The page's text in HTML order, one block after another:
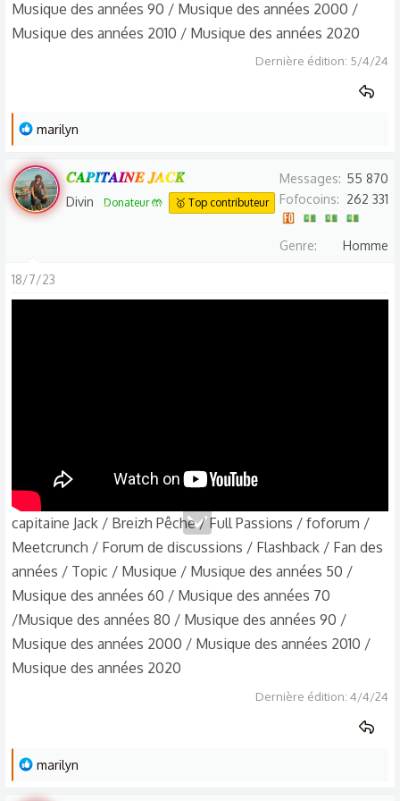
Musique des années 90 / Musique des années 2000 /
Musique des années 2010 / Musique des années 2020
Dernière édition: 5/4/24
L
s
r
é
t
marilyn
𝑪𝑨𝑷𝑰𝑻𝑨𝑰𝑵𝑬 𝑱𝑨𝑪𝑲
Divin Donateur 🤲 🥇 Top contributeur
Messages
55 870
Fofocoins
262 331
Genre Homme
18/7/23
capitaine Jack / Breizh Pêche / Full Passions / foforum /
Meetcrunch / Forum de discussions / Flashback / Fan des
années / Topic / Musique / Musique des années 50 /
Musique des années 60 / Musique des années 70
/Musique des années 80 / Musique des années 90 /
Musique des années 2000 / Musique des années 2010 /
Musique des années 2020
Dernière édition: 4/4/24
L
marilyn